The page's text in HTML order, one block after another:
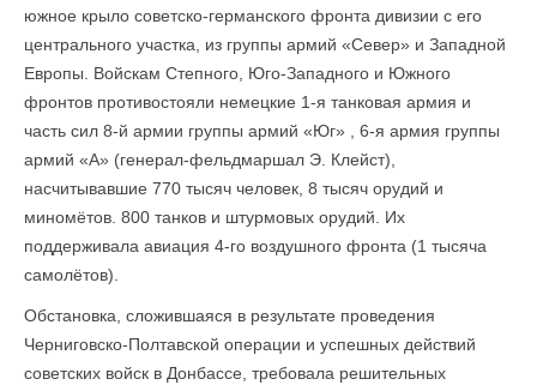
южное крыло советско-германского фронта дивизии с его
центрального участка, из группы армий «Север» и Западной
Европы. Войскам Степного, Юго-Западного и Южного
фронтов противостояли немецкие 1-я танковая армия и
часть сил 8-й армии группы армий «Юг» , 6-я армия группы
армий «А» (генерал-фельдмаршал Э. Клейст),
насчитывавшие 770 тысяч человек, 8 тысяч орудий и
миномётов. 800 танков и штурмовых орудий. Их
поддерживала авиация 4-го воздушного фронта (1 тысяча
самолётов).
Обстановка, сложившаяся в результате проведения
Черниговско-Полтавской операции и успешных действий
советских войск в Донбассе, требовала решительных